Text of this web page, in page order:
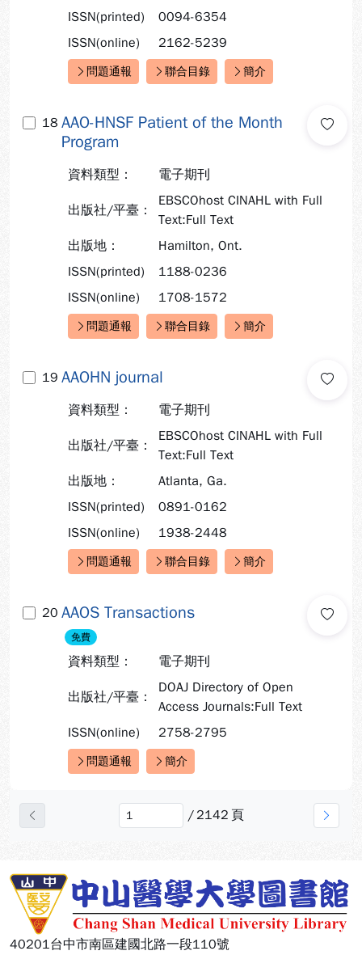
ISSN(printed)
0094-6354
ISSN(online)
2162-5239
快速連結：
問題通報 聯合目錄 簡介
18 AAO-HNSF Patient of the Month
Program
資料類型： 電子期刊
出版社/平臺：
EBSCOhost CINAHL with Full
Text:Full Text
出版地：
Hamilton, Ont.
ISSN(printed)
1188-0236
ISSN(online)
1708-1572
快速連結：
問題通報 聯合目錄 簡介
19 AAOHN journal
資料類型： 電子期刊
出版社/平臺：
EBSCOhost CINAHL with Full
Text:Full Text
出版地：
Atlanta, Ga.
ISSN(printed)
0891-0162
ISSN(online)
1938-2448
快速連結：
問題通報 聯合目錄 簡介
20 AAOS Transactions
免費
資料類型： 電子期刊
出版社/平臺：
DOAJ Directory of Open
Access Journals:Full Text
ISSN(online)
2758-2795
快速連結：
問題通報 簡介
/ 2142 頁
40201台中市南區建國北路一段110號